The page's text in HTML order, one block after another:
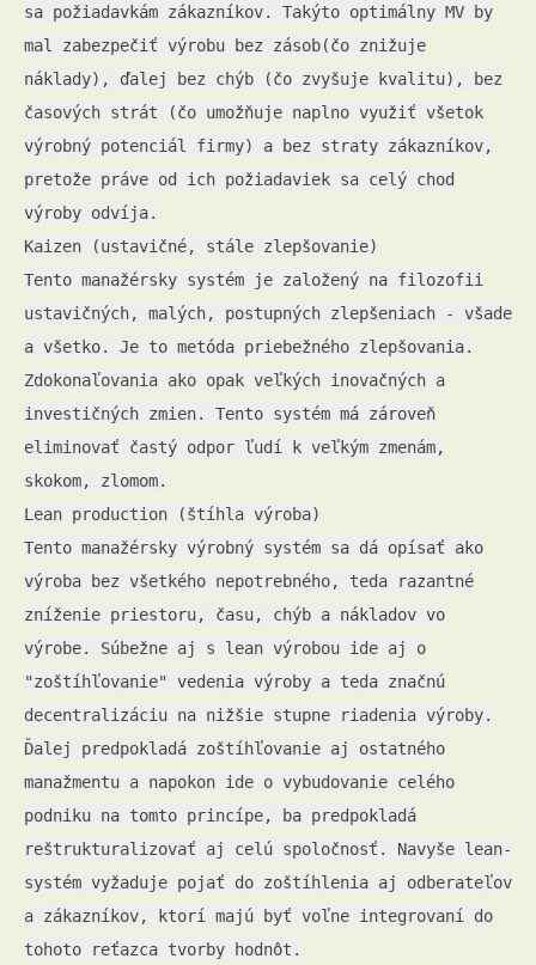
sa požiadavkám zákazníkov. Takýto optimálny MV by
mal zabezpečiť výrobu bez zásob(čo znižuje
náklady), ďalej bez chýb (čo zvyšuje kvalitu), bez
časových strát (čo umožňuje naplno využiť všetok
výrobný potenciál firmy) a bez straty zákazníkov,
pretože práve od ich požiadaviek sa celý chod
výroby odvíja.
Kaizen (ustavičné, stále zlepšovanie)
Tento manažérsky systém je založený na filozofii
ustavičných, malých, postupných zlepšeniach - všade
a všetko. Je to metóda priebežného zlepšovania.
Zdokonaľovania ako opak veľkých inovačných a
investičných zmien. Tento systém má zároveň
eliminovať častý odpor ľudí k veľkým zmenám,
skokom, zlomom.
Lean production (štíhla výroba)
Tento manažérsky výrobný systém sa dá opísať ako
výroba bez všetkého nepotrebného, teda razantné
zníženie priestoru, času, chýb a nákladov vo
výrobe. Súbežne aj s lean výrobou ide aj o
"zoštíhľovanie" vedenia výroby a teda značnú
decentralizáciu na nižšie stupne riadenia výroby.
Ďalej predpokladá zoštíhľovanie aj ostatného
manažmentu a napokon ide o vybudovanie celého
podniku na tomto princípe, ba predpokladá
reštrukturalizovať aj celú spoločnosť. Navyše lean-
systém vyžaduje pojať do zoštíhlenia aj odberateľov
a zákazníkov, ktorí majú byť voľne integrovaní do
tohoto reťazca tvorby hodnôt.